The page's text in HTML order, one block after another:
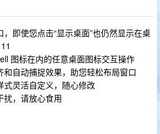
，即使您点击“显示桌面”也仍然显示在桌
图标在内的任意桌面图标交互操作
和自动捕捉效果，助您轻松布局窗口
式灵活自定义，随心修改
扰，请放心食用